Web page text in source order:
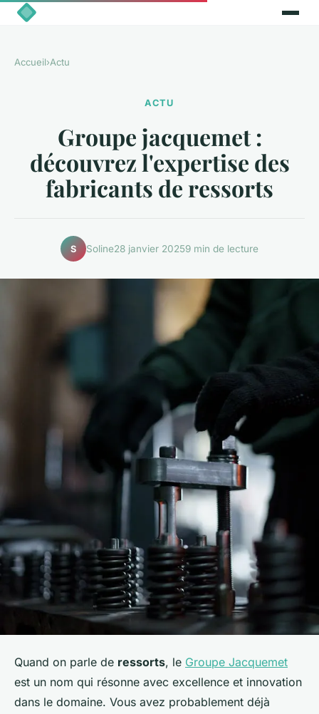
Accueil›Actu
ACTU
Groupe jacquemet :
découvrez l'expertise des
fabricants de ressorts
S Soline28 janvier 20259 min de lecture
Quand on parle de ressorts, le Groupe Jacquemet
est un nom qui résonne avec excellence et innovation
dans le domaine. Vous avez probablement déjà